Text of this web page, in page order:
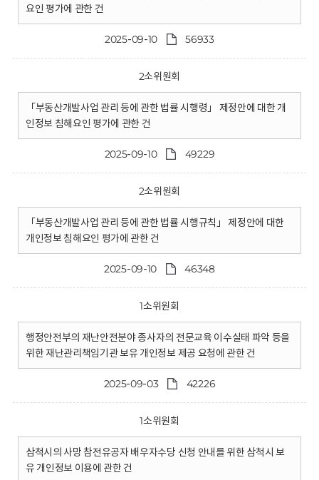
요인 평가에 관한 건
2025-09-10 56933
2소위원회
「부동산개발사업 관리 등에 관한 법률 시행령」 제정안에 대한 개
인정보 침해요인 평가에 관한 건
2025-09-10 49229
2소위원회
「부동산개발사업 관리 등에 관한 법률 시행규칙」 제정안에 대한
개인정보 침해요인 평가에 관한 건
2025-09-10 46348
1소위원회
행정안전부의 재난안전분야 종사자의 전문교육 이수실태 파악 등을
위한 재난관리책임기관 보유 개인정보 제공 요청에 관한 건
2025-09-03 42226
1소위원회
삼척시의 사망 참전유공자 배우자수당 신청 안내를 위한 삼척시 보
유 개인정보 이용에 관한 건